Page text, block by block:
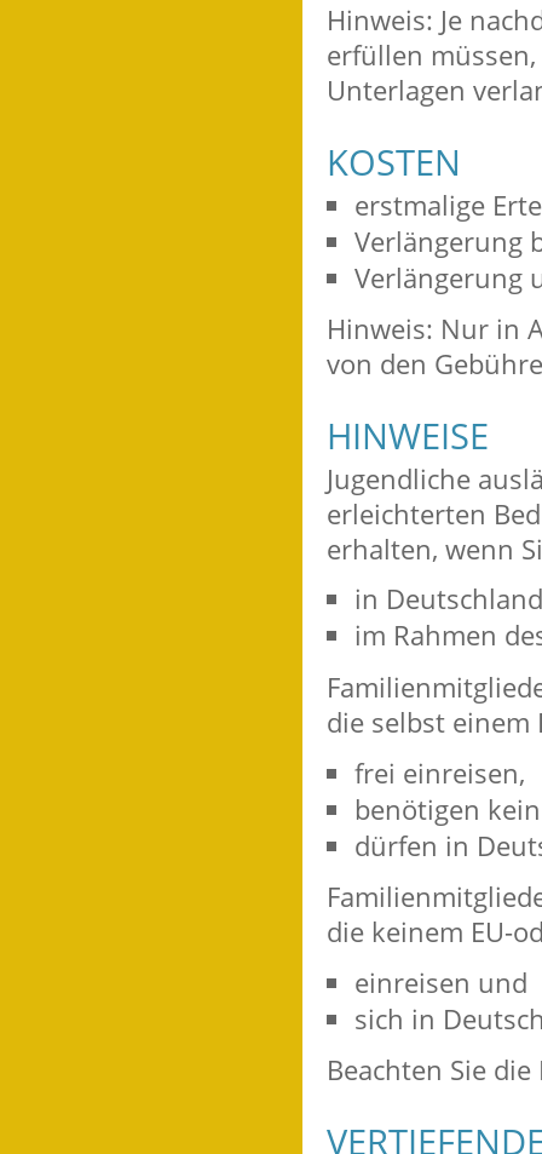
Hinweis: Je
erfüllen
Unterlagen
KOSTEN
erstmalige
Verlängerung
Verlängerung
Hinweis: Nur in
von den
HINWEISE
Jugendliche
erleichterten
erhalten, wenn
in
im Rahmen
die selbst einem
frei einreisen,
benötigen
dürfen in
die keinem EU-
einreisen und
sich in
Beachten Sie